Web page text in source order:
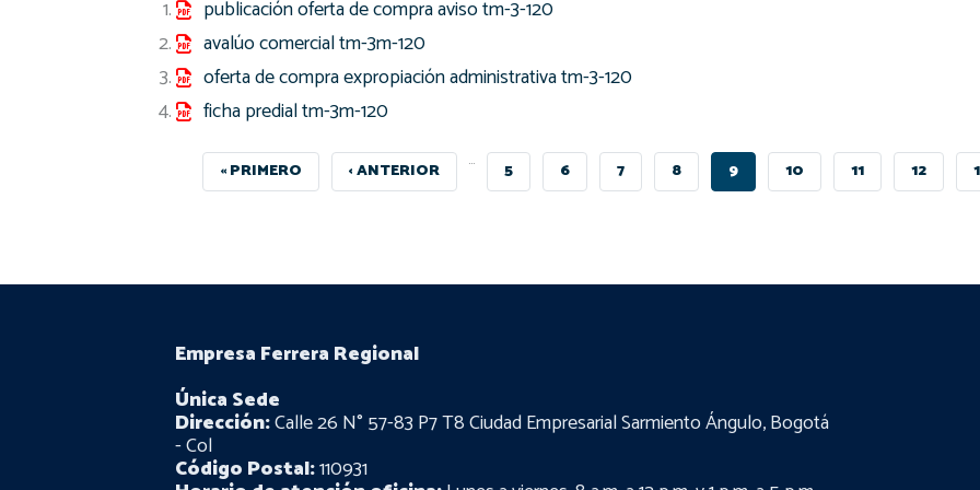
publicación oferta de compra aviso tm-3-120
avalúo comercial tm-3m-120
oferta de compra expropiación administrativa tm-3-120
ficha predial tm-3m-120
PRIMERA
« PRIMERO
PÁGINA
‹ ANTERIOR … PAGE
5 PAGE
6 PAGE
7 PAGE
8
PÁGINA
9 PAGE
10 PAGE
11 PAGE
12
Empresa Ferrera Regional
Única Sede
Dirección:Calle 26 N° 57-83 P7 T8 Ciudad Empresarial Sarmiento Ángulo, Bogotá
- Col
Código Postal:110931